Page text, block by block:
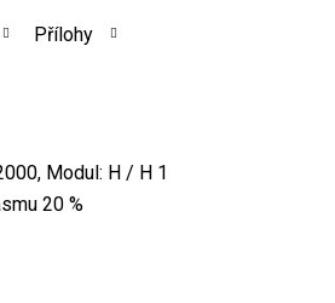
Přílohy
Modul: H / H 1
20 %